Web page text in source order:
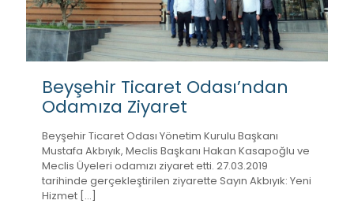
Beyşehir Ticaret Odası’ndan
Odamıza Ziyaret
Beyşehir Ticaret Odası Yönetim Kurulu Başkanı
Mustafa Akbıyık, Meclis Başkanı Hakan Kasapoğlu ve
Meclis Üyeleri odamızı ziyaret etti. 27.03.2019
tarihinde gerçekleştirilen ziyarette Sayın Akbıyık: Yeni
Hizmet […]